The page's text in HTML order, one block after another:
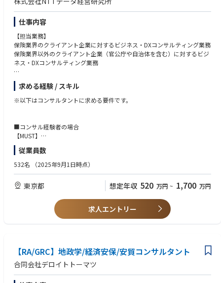
社内SaaS・ITツールの管理、PCなどの資産管理、入退社に伴うIT環境の準
備、外部ITベンダーとの連携など
※ポジションの魅力※
IPO準備や組織拡大中のフェーズに合わせた最適なコーポレート組織づく
りをサポートできる裁量の大きいポジションです。
地域創生・行政DXという社会性の高い事業領域において、やりがいをもっ
てチャレンジできることでしょう。
仕事内容
【担当業務】
保険業界のクライアント企業に対するビジネス・DXコンサルティング業務
保険業界以外のクライアント企業（官公庁や自治体を含む）に対するビジ
ネス・DXコンサルティング業務
【ミッション／ビジネスコンサルティング分野】
①保険会社に対して
献する
・保険関連ビジネスの立上げを検討する保険会社以外の企業に対し、保険
関連ビジネスの立案、実行計画策定から実行をサポートし、保険業界に新
たな潮流をもたらす
・モビリティやヘルスケア関連等、保険周辺領域に関する市場動向やテク
ノロジートレンドを読み解き、保険と直接関連の無いテーマであってもビ
【ミッション／DX分野】
【特徴】
・2023年度に新規に立ち上がった保険業界出身者中心のコンサルティング
求める経験 / スキル
※以下はコンサルタントに求める要件です。
■コンサル経験者の場合
【MUST】
・コンサルティングファームでの勤務経験1年以上（ビジネスコンサル、
システムコンサルを問わず）
・保険業界向けプロジェクトの参画経験、保険会社向け提案経験
■コンサル未経験者の場合（保険業界経験者・保険業界向けビジネス経験
または
・生損保業界に対する営業、ソリューション提案経験1年以上
【Want】
従業員数
532名 （2025年9月1日時点）
東京都 想定年収 520 万円 ~ 1,700 万円
求人エントリー
【RA/GRC】地政学/経済安保/安貿コンサルタント
合同会社デロイトトーマツ